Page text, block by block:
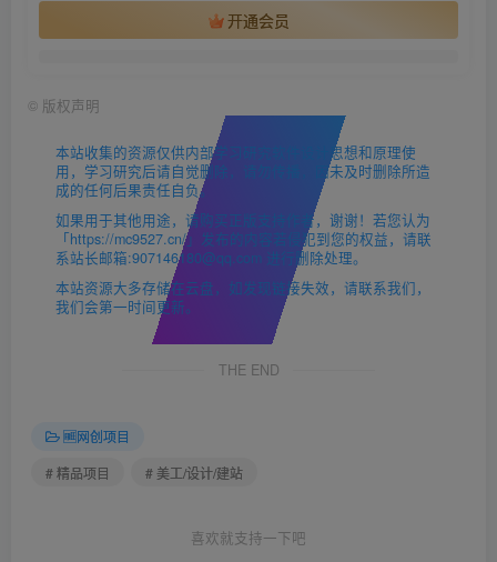
开通会员
© 版权声明
本站收集的资源仅供内部学习研究软件设计思想和原理使
用，学习研究后请自觉删除，请勿传播，因未及时删除所造
成的任何后果责任自负。
如果用于其他用途，请购买正版支持作者，谢谢！若您认为
「https://mc9527.cn/」发布的内容若侵犯到您的权益，请联
系站长邮箱:907146180@qq.com 进行删除处理。
本站资源大多存储在云盘，如发现链接失效，请联系我们，
我们会第一时间更新。
THE END
🆓网创项目
# 精品项目
# 美工/设计/建站
喜欢就支持一下吧